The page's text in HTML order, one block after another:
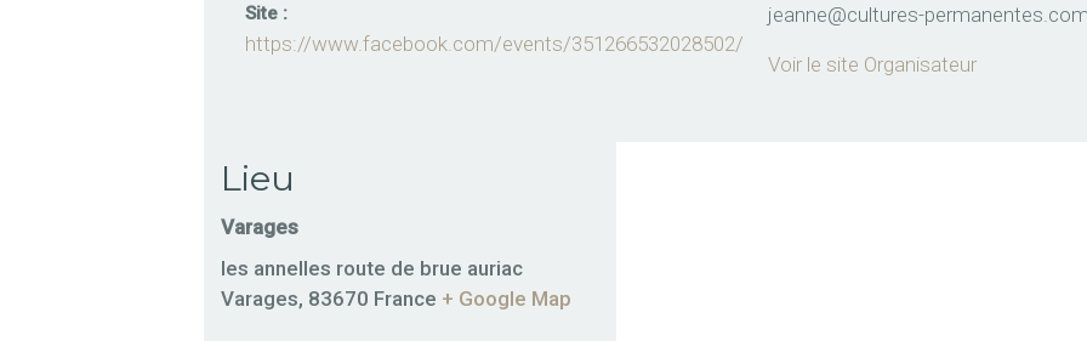
Site :
https://www.facebook.com/events/351266532028502/
jeanne@cultures-
Voir le site Organisateur
Lieu
Varages
les annelles route de brue auriac
Varages, 83670 France + Google Map